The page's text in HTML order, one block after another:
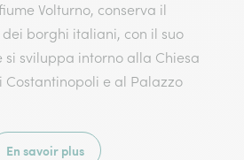
Volturno, conserva il
borghi italiani, con il suo
si sviluppa intorno alla Chiesa
e al Palazzo
En savoir plus